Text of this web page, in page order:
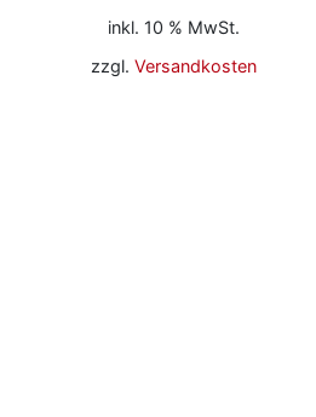
inkl. 10 % MwSt.
zzgl. Versandkosten